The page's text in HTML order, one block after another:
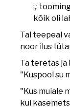
:,:
kõik oli
Tal teepeal
noor ilus
Ta teretas ja
"Kuspool su
"Kus muiale
kui